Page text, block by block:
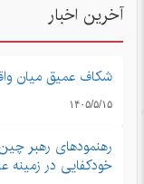
آخرین اخبار
شکاف عمیق میان
۱۴۰۵/۵/۱۵
رهنمودهای رهبر
خودکفایی در زمینه